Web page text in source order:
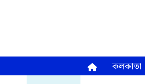
কলকাতা